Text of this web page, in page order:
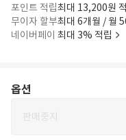
포인트 적립최대 13,200원
무이자 할부최대 6개월 / 월
네이버페이 최대 3% 적립
옵션
판매중지